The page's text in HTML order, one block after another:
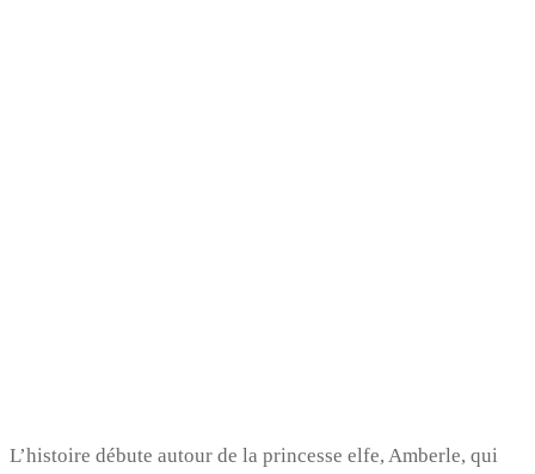
L’histoire débute autour de la princesse elfe, Amberle, qui